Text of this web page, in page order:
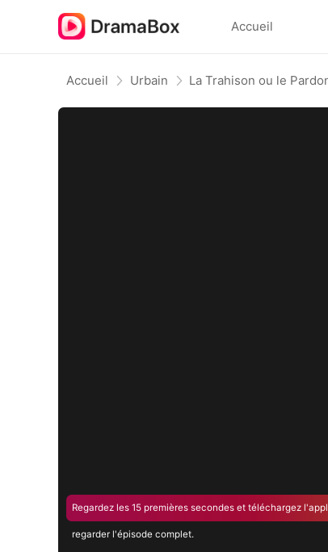
Accueil
Accueil Urbain La Trahison ou le
Regardez les 15 premières secondes et téléchargez
regarder l'épisode complet.